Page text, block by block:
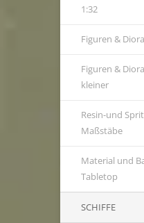
1:32
Figuren &
Figuren &
kleiner
Resin-und
Maßstäbe
Material und
Tabletop
SCHIFFE